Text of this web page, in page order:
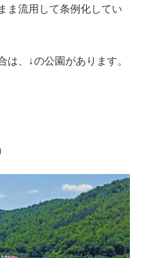
ま流用して条例化してい
、↓の公園があります。